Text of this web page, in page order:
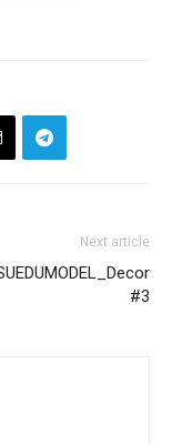
Next article
#3